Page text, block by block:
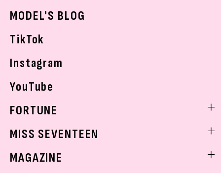
MODEL'S BLOG
TikTok
Instagram
YouTube
FORTUNE
MISS SEVENTEEN
MAGAZINE